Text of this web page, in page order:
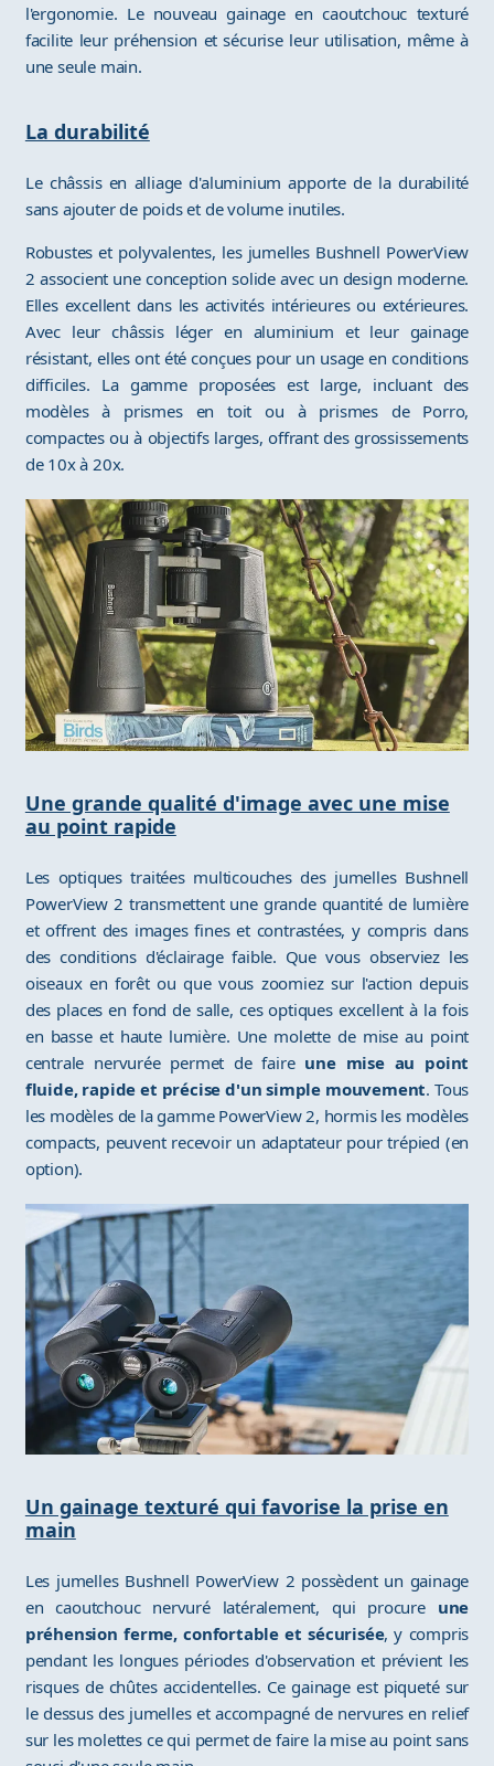
l'ergonomie. Le nouveau gainage en caoutchouc texturé
facilite leur préhension et sécurise leur utilisation, même à
une seule main.
La durabilité
Le châssis en alliage d'aluminium apporte de la durabilité
sans ajouter de poids et de volume inutiles.
Robustes et polyvalentes, les jumelles Bushnell PowerView
2 associent une conception solide avec un design moderne.
Elles excellent dans les activités intérieures ou extérieures.
Avec leur châssis léger en aluminium et leur gainage
résistant, elles ont été conçues pour un usage en conditions
difficiles. La gamme proposées est large, incluant des
modèles à prismes en toit ou à prismes de Porro,
compactes ou à objectifs larges, offrant des grossissements
de 10x à 20x.
Une grande qualité d'image avec une mise
au point rapide
Les optiques traitées multicouches des jumelles Bushnell
PowerView 2 transmettent une grande quantité de lumière
et offrent des images fines et contrastées, y compris dans
des conditions d'éclairage faible. Que vous observiez les
oiseaux en forêt ou que vous zoomiez sur l'action depuis
des places en fond de salle, ces optiques excellent à la fois
en basse et haute lumière. Une molette de mise au point
centrale nervurée permet de faire une mise au point
fluide, rapide et précise d'un simple mouvement. Tous
les modèles de la gamme PowerView 2, hormis les modèles
compacts, peuvent recevoir un adaptateur pour trépied (en
option).
Un gainage texturé qui favorise la prise en
main
Les jumelles Bushnell PowerView 2 possèdent un gainage
en caoutchouc nervuré latéralement, qui procure une
préhension ferme, confortable et sécurisée, y compris
pendant les longues périodes d'observation et prévient les
risques de chûtes accidentelles. Ce gainage est piqueté sur
le dessus des jumelles et accompagné de nervures en relief
sur les molettes ce qui permet de faire la mise au point sans